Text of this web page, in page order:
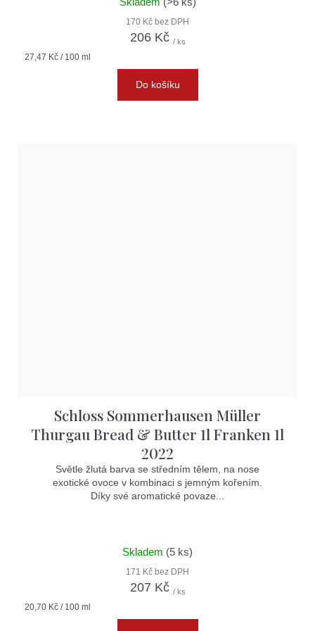
170 Kč bez DPH
206 Kč / ks
Měrná
27,47 Kč / 100 ml
Do košíku
Schloss Sommerhausen Müller
Thurgau Bread & Butter 1l Franken 1l
2022
Světle žlutá barva se středním tělem, na nose
exotické ovoce v kombinaci s jemným kořením.
Díky své aromatické povaze...
Skladem (5 ks)
171 Kč bez DPH
207 Kč / ks
Měrná
20,70 Kč / 100 ml